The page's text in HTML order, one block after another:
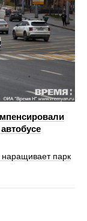
наращивает парк